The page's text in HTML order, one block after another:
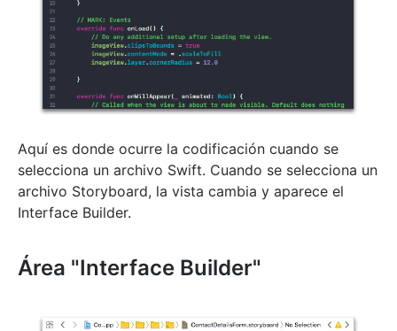
Aquí es donde ocurre la codificación cuando se
selecciona un archivo Swift. Cuando se selecciona un
archivo Storyboard, la vista cambia y aparece el
Interface Builder.
Área "Interface Builder"